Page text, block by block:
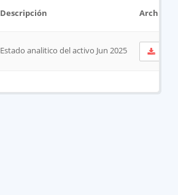
Descripción Archivo
Estado analitico del activo Jun 2025